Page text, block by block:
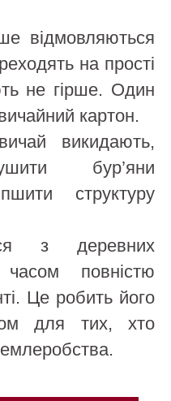
відмовляються
на прості
не гірше. Один
картон.
викидають,
бур’яни
структуру
з деревних
повністю
Це робить його
для тих, хто